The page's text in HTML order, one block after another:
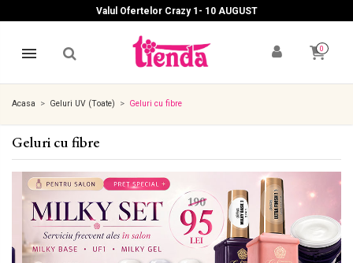
Valul Ofertelor Crazy 1- 10 AUGUST
0
Acasa Geluri UV (Toate) Geluri cu fibre
Geluri cu fibre